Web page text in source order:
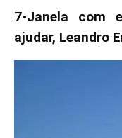
7-Janela com
ajudar, Leandro